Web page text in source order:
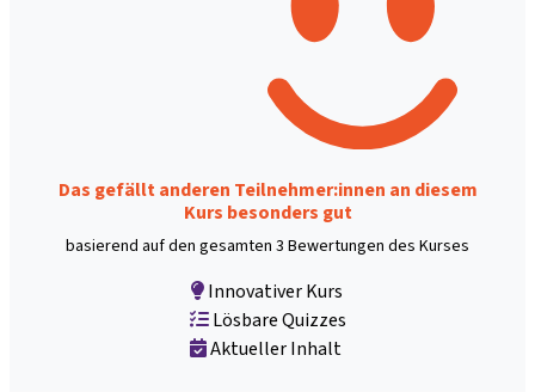
Das gefällt anderen Teilnehmer:innen an diesem
Kurs besonders gut
basierend auf den gesamten 3 Bewertungen des Kurses
Innovativer Kurs
Lösbare Quizzes
Aktueller Inhalt